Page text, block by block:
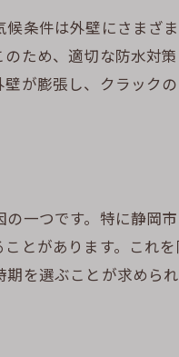
による診断で住まいを
まいの美観を保つための
壁塗装の耐久性を高める
条件は外壁にさまざ
ため、適切な防水対
が膨張し、クラック
一つです。特に静岡
とがあります。これ
を選ぶことが求めら